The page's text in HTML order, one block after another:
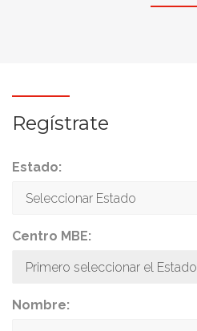
Regístrate
Estado:
Centro MBE:
Nombre: